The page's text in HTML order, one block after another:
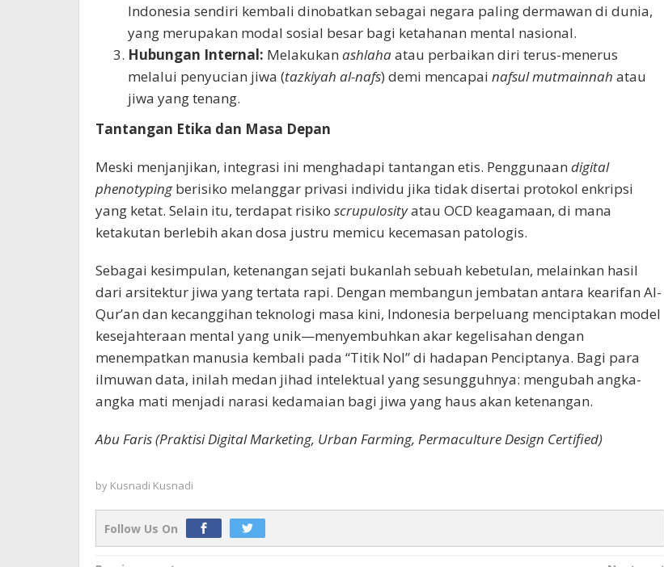
Indonesia sendiri kembali dinobatkan sebagai negara paling dermawan di dunia,
yang merupakan modal sosial besar bagi ketahanan mental nasional.
Hubungan Internal: Melakukan ashlahaatau perbaikan diri terus-menerus
melalui penyucian jiwa (tazkiyah al-nafs) demi mencapai nafsul mutmainnah atau
jiwa yang tenang.
Tantangan Etika dan Masa Depan
Meski menjanjikan, integrasi ini menghadapi tantangan etis. Penggunaan digital
phenotypingberisiko melanggar privasi individu jika tidak disertai protokol enkripsi
yang ketat. Selain itu, terdapat risiko scrupulosityatau OCD keagamaan, di mana
ketakutan berlebih akan dosa justru memicu kecemasan patologis.
Sebagai kesimpulan, ketenangan sejati bukanlah sebuah kebetulan, melainkan hasil
dari arsitektur jiwa yang tertata rapi. Dengan membangun jembatan antara kearifan Al-
Qur’an dan kecanggihan teknologi masa kini, Indonesia berpeluang menciptakan model
kesejahteraan mental yang unik—menyembuhkan akar kegelisahan dengan
menempatkan manusia kembali pada “Titik Nol” di hadapan Penciptanya. Bagi para
ilmuwan data, inilah medan jihad intelektual yang sesungguhnya: mengubah angka-
angka mati menjadi narasi kedamaian bagi jiwa yang haus akan ketenangan.
Abu Faris (Praktisi Digital Marketing, Urban Farming, Permaculture Design Certified)
by Kusnadi Kusnadi
Follow Us On